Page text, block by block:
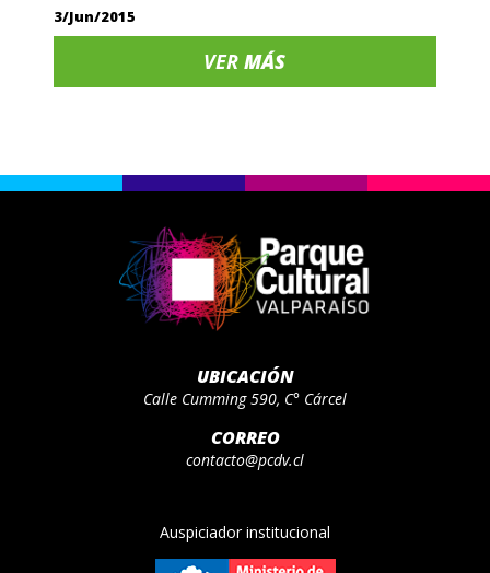
3/Jun/2015
VERMÁS
UBICACIÓN
Calle Cumming 590, C° Cárcel
CORREO
contacto@pcdv.cl
Auspiciador institucional